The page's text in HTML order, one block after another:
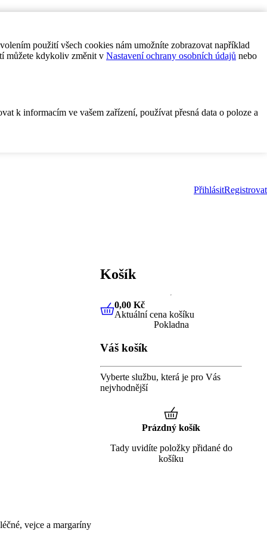
použití všech cookies nám umožníte zobrazovat například
můžete kdykoliv změnit v Nastavení ochrany osobních údajů nebo
k informacím ve vašem zařízení, používat přesná data o poloze a
PřihlásitRegistrovat
vejce a margaríny
Košík
0,00 KčAktuální cena košíku
0,00 Kč
Aktuální cena košíku
Pokladna
Váš košík
Vyberte službu, která je pro Vás
nejvhodnější
Prázdný košík
Tady uvidíte položky přidané do
košíku